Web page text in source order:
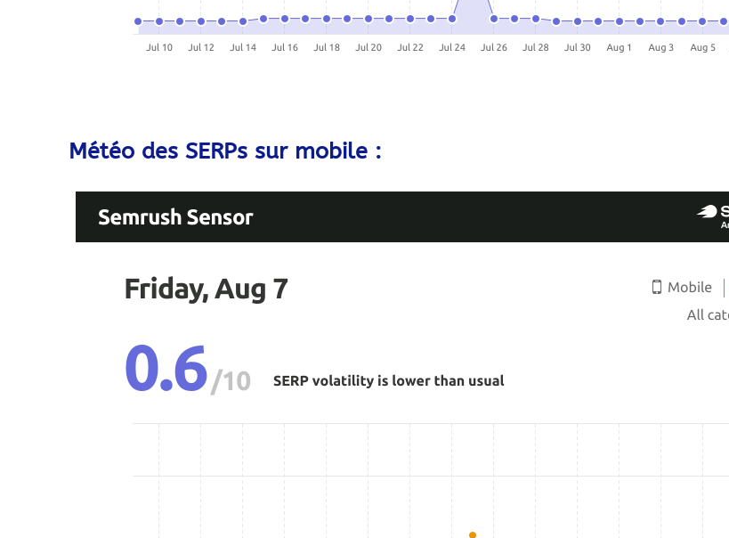
Météo des SERPs sur mobile :